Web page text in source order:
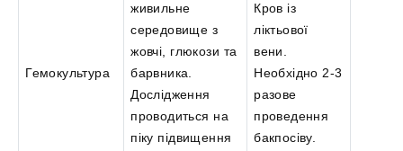
Гемокультура
живильне
середовище з
жовчі, глюкози та
барвника.
Дослідження
проводиться на
піку підвищення
Кров із
ліктьової
вени.
Необхідно 2-3
разове
проведення
бакпосіву.